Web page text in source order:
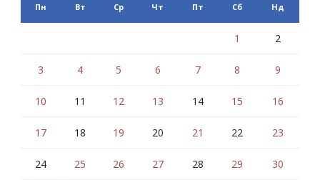
Пн Вт Ср Чт Пт Сб Нд
1 2
3 4 5 6 7 8 9
10 11 12 13 14 15 16
17 18 19 20 21 22 23
24 25 26 27 28 29
30